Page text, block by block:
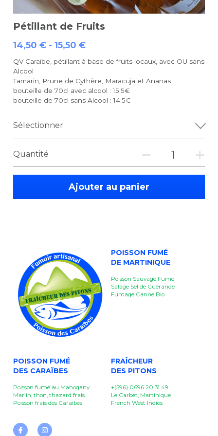
Pétillant de Fruits
14,50 € - 15,50 €
QV Caraïbe, pétillant à base de fruits locaux, avec OU sans
Alcool
Tamarin, Prune de Cythère, Maracuja et Ananas
bouteille de 70cl avec alcool : 15.5€
bouteille de 70cl sans Alcool : 14.5€
Sélectionner
Quantité
Ajouter au panier
POISSON FUMÉ
DE MARTINIQUE
Poisson Sauvage Fumé
Salage Sel de Guérande
Fumage Canne Bio
POISSON FUMÉ
DES CARAÏBES
Poisson fumé au Mahogany
Marlin, thon, thazard frais
Poisson frais des Caraïbes
FRAÎCHEUR
DES PITONS
+(596) 0696 20 31 49
Le Carbet, Martinique
French West Indies